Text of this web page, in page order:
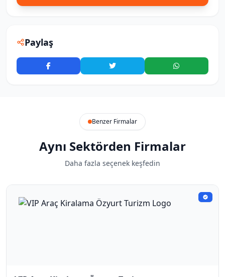
Paylaş
Benzer Firmalar
Aynı Sektörden Firmalar
Daha fazla seçenek keşfedin